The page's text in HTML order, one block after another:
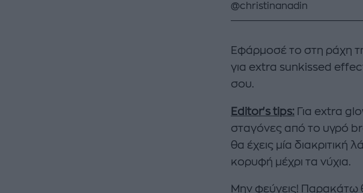
@christinanadin
Εφάρμοσέ το στη ράχη
για extra sunkissed
σου.
Editor's tips: Για extra
σταγόνες από το υγρό
θα έχεις μία
κορυφή μέχρι τα νύχια.
Μην φεύγεις! Παρακάτω